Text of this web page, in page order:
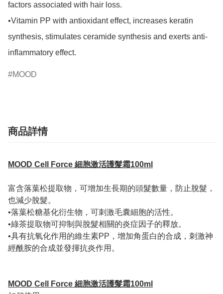
factors associated with hair loss.
•Vitamin PP with antioxidant effect, increases keratin
synthesis, stimulates ceramide synthesis and exerts anti-
inflammatory effect.
MOOD
商品詳情
MOOD Cell Force 細胞激活護髮霜100ml
富含落葉松提取物，可增加生長期的頭髮數量，防止脫髮，
也減少脫髮。
•落葉松糖基化衍生物，可刺激毛囊細胞的活性。
•綠茶提取物可抑制與脫髮相關的炎症因子的釋放。
•具有抗氧化作用的維生素PP，增加角蛋白的合成，刺激神
經酰胺的合成並發揮抗炎作用。
MOOD Cell Force 細胞激活護髮霜100ml